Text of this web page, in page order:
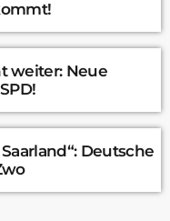
weiter: Neue
Deutsche